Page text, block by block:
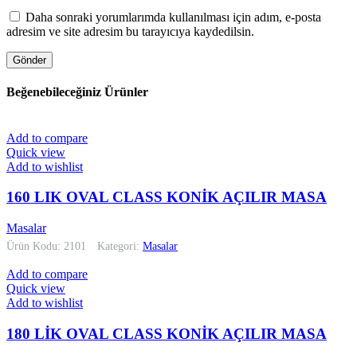
Daha sonraki yorumlarımda kullanılması için adım, e-posta
adresim ve site adresim bu tarayıcıya kaydedilsin.
Beğenebileceğiniz Ürünler
Add to compare
Quick view
Add to wishlist
160 LIK OVAL CLASS KONİK AÇILIR MASA
Masalar
Ürün Kodu: 2101 Kategori: Masalar
Add to compare
Quick view
Add to wishlist
180 LİK OVAL CLASS KONİK AÇILIR MASA